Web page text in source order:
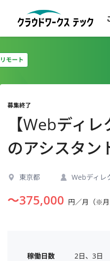
モート
募集終了
【Webディ
のアシスタン
東京都 Webディレ
〜375,000 円／月（※月
稼働日数
2日、3日